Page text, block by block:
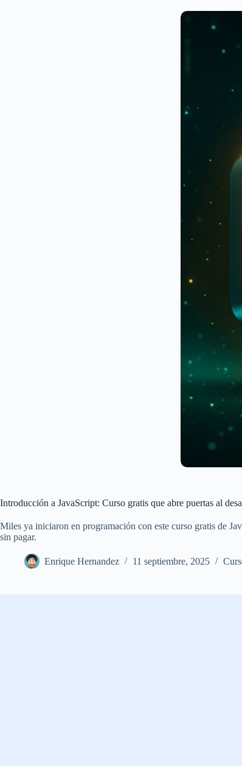
Introducción a JavaScript: Curso gratis que abre puertas al
Miles ya iniciaron en programación con este curso gratis de
sin pagar.
Enrique Hernandez 11 septiembre, 2025